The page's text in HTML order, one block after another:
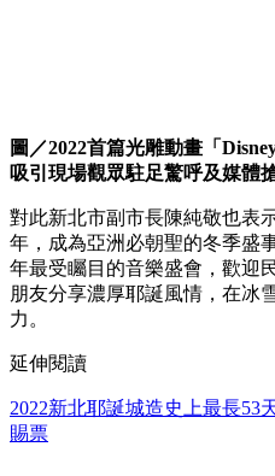
圖／2022首篇光雕動畫「
吸引現場觀眾駐足驚呼及媒體
對此新北市副市長陳純敬也表
年，成為亞洲必朝聖的冬季盛
年最受矚目的音樂盛會，歡迎
朋友分享濃厚耶誕風情，在冰
力。
延伸閱讀
2022新北耶誕城造史上最長53
賜票